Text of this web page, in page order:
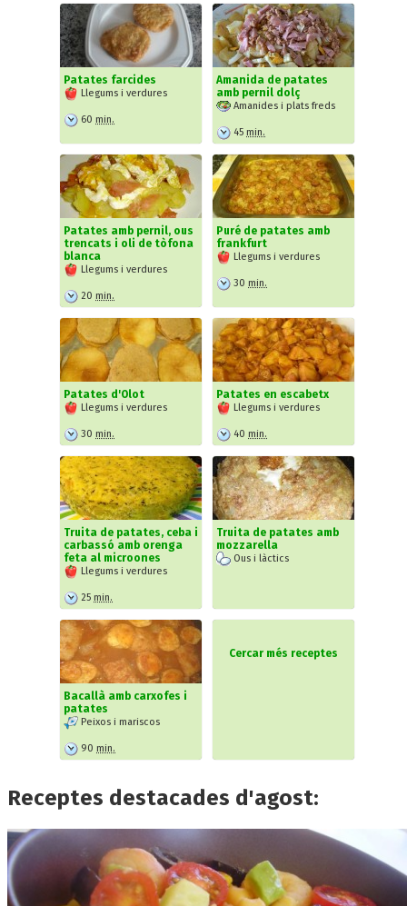
Patates farcides
Llegums i verdures
60 min.
Amanida de patates
amb pernil dolç
Amanides i plats freds
45 min.
Patates amb pernil, ous
trencats i oli de tòfona
blanca
Llegums i verdures
20 min.
Puré de patates amb
frankfurt
Llegums i verdures
30 min.
Patates d'Olot
Llegums i verdures
30 min.
Patates en escabetx
Llegums i verdures
40 min.
Truita de patates, ceba i
carbassó amb orenga
feta al microones
Llegums i verdures
25 min.
Truita de patates amb
mozzarella
Ous i làctics
Bacallà amb carxofes i
patates
Peixos i mariscos
90 min.
Cercar més receptes
Receptes destacades d'agost: